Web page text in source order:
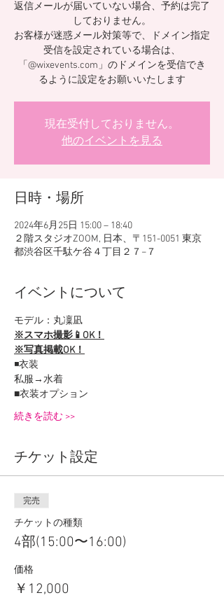
返信メールが届いていない場合、予約は完了
しておりません。
お客様が迷惑メール対策等で、ドメイン指定
受信を設定されている場合は、
「@wixevents.com」のドメインを受信でき
るように設定をお願いいたします
現在受付しておりません。
他のイベントを見る
日時・場所
2024年6月25日 15:00 – 18:40
２階スタジオZOOM, 日本、〒151-0051 東京
都渋谷区千駄ケ谷４丁目２７−７
イベントについて
モデル：丸凜凪
※スマホ撮影📱OK！
※写真掲載OK！
◾️衣装
私服→水着
■衣装オプション
続きを読む >>
チケット設定
完売
チケットの種類
4部(15:00〜16:00)
価格
￥12,000